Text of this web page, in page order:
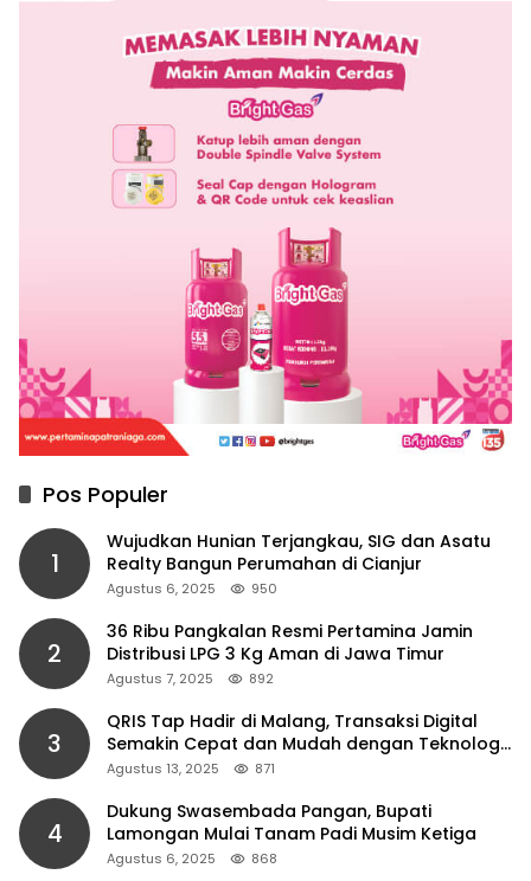
Pos Populer
1
Wujudkan Hunian Terjangkau, SIG dan Asatu
Realty Bangun Perumahan di Cianjur
Agustus 6, 2025 950
2
36 Ribu Pangkalan Resmi Pertamina Jamin
Distribusi LPG 3 Kg Aman di Jawa Timur
Agustus 7, 2025 892
3
QRIS Tap Hadir di Malang, Transaksi Digital
Semakin Cepat dan Mudah dengan Teknologi
NFC
Agustus 13, 2025 871
4
Dukung Swasembada Pangan, Bupati
Lamongan Mulai Tanam Padi Musim Ketiga
Agustus 6, 2025 868